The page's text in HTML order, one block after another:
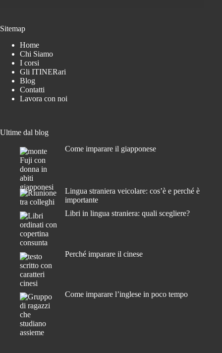
Sitemap
Home
Chi Siamo
I corsi
Gli ITINERari
Blog
Contatti
Lavora con noi
Ultime dal blog
Come imparare il giapponese
Lingua straniera veicolare: cos’è e perché è
importante
Libri in lingua straniera: quali scegliere?
Perché imparare il cinese
Come imparare l’inglese in poco tempo